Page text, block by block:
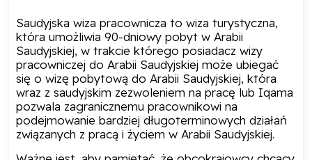
Saudyjska wiza pracownicza to wiza turystyczna,
która umożliwia 90-dniowy pobyt w Arabii
Saudyjskiej, w trakcie którego posiadacz wizy
pracowniczej do Arabii Saudyjskiej może ubiegać
się o wizę pobytową do Arabii Saudyjskiej, która
wraz z saudyjskim zezwoleniem na pracę lub Iqama
pozwala zagranicznemu pracownikowi na
podejmowanie bardziej długoterminowych działań
związanych z pracą i życiem w Arabii Saudyjskiej.